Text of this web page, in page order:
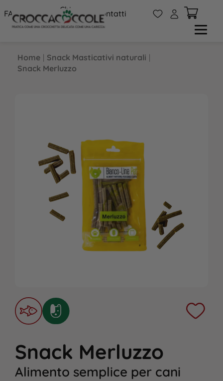
FAQs
Chi
siamo
Contatti W A
Home | Snack Masticativi naturali |
Snack Merluzzo
Snack Merluzzo
Alimento semplice per cani